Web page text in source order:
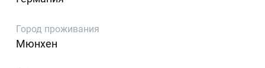
Город проживания
Мюнхен